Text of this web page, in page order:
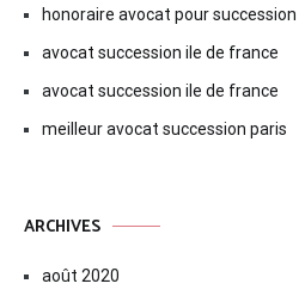
honoraire avocat pour succession
avocat succession ile de france
avocat succession ile de france
meilleur avocat succession paris
ARCHIVES
août 2020